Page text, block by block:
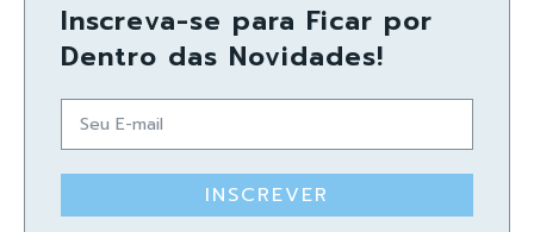
Inscreva-se para Ficar por
Dentro das Novidades!
INSCREVER